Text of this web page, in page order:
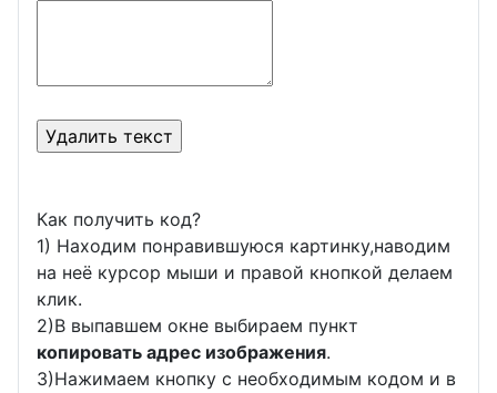
Как получить код?
1) Находим понравившуюся картинку,наводим
на неё курсор мыши и правой кнопкой делаем
клик.
2)В выпавшем окне выбираем пункт
копировать адрес изображения.
3)Нажимаем кнопку с необходимым кодом и в